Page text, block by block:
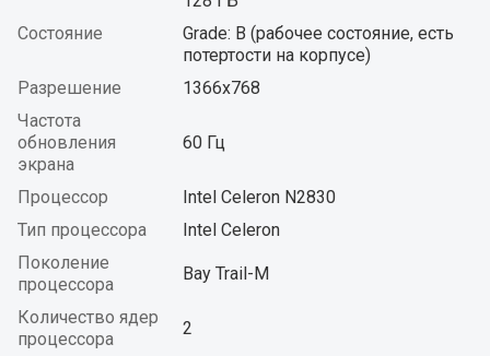
Состояние
Grade: B (рабочее состояние, есть
потертости на корпусе)
Разрешение
1366x768
Частота
обновления
экрана
60 Гц
Процессор
Intel Celeron N2830
Тип процессора
Intel Celeron
Поколение
процессора
Bay Trail-M
Количество ядер
процессора
2